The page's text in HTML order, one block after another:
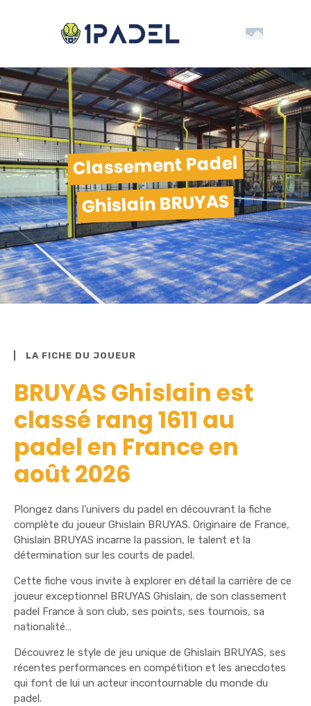
Classement Padel
Ghislain BRUYAS
LA FICHE DU JOUEUR
BRUYAS Ghislain est
classé rang 1611 au
padel en France en
août 2026
Plongez dans l’univers du padel en découvrant la fiche
complète du joueur Ghislain BRUYAS. Originaire de France,
Ghislain BRUYAS incarne la passion, le talent et la
détermination sur les courts de padel.
Cette fiche vous invite à explorer en détail la carrière de ce
joueur exceptionnel BRUYAS Ghislain, de son classement
padel France à son club, ses points, ses tournois, sa
nationalité…
Découvrez le style de jeu unique de Ghislain BRUYAS, ses
récentes performances en compétition et les anecdotes
qui font de lui un acteur incontournable du monde du
padel.